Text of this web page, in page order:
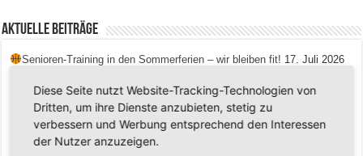
Aktuelle Beiträge
Senioren-Training in den Sommerferien – wir bleiben fit! 17. Juli 2026
Schuljahr geschafft – Sommerferien, wir kommen! 17. Juli 2026
Team LOCO Germany wird Vize-Europameister 2026 9. Juli 2026
Reise nach Berlin – 4 Talente aus Hagener Vereinen mit dem WBV
unterwegs 18. Juni 2026
Diese Seite nutzt Website-Tracking-Technologien von
Dritten, um ihre Dienste anzubieten, stetig zu
verbessern und Werbung entsprechend den Interessen
der Nutzer anzuzeigen.